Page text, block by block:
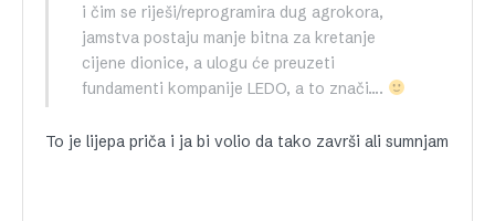
i čim se riješi/reprogramira dug agrokora,
jamstva postaju manje bitna za kretanje
cijene dionice, a ulogu će preuzeti
fundamenti kompanije LEDO, a to znači….
To je lijepa priča i ja bi volio da tako završi ali sumnjam